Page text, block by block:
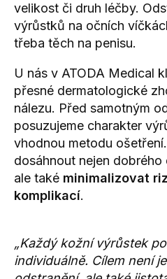
velikost či druh léčby.
výrůstků na očních
třeba těch na penisu.
U nás v ATODA Medical
přesné dermatologické
nálezu. Před samotným
posuzujeme charakter
vhodnou metodu
dosáhnout nejen
ale také minimalizovat
komplikací.
„Každý kožní výrůstek
individuálně. Cílem není